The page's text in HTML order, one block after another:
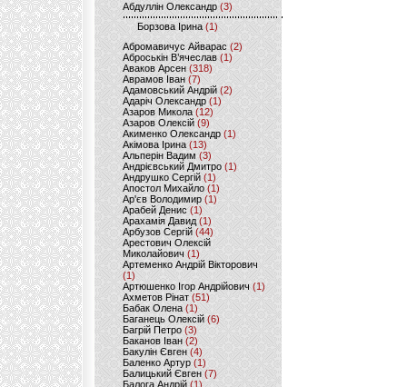
Абдуллін Олександр (3)
Борзова Ірина(1)
Абромавичус Айварас (2)
Аброськін В’ячеслав(1)
Аваков Арсен (318)
Аврамов Іван (7)
Адамовський Андрій(2)
Адаріч Олександр (1)
Азаров Микола (12)
Азаров Олексій (9)
Акименко Олександр(1)
Акімова Ірина(13)
Альперін Вадим (3)
Андрієвський Дмитро(1)
Андрушко Сергій(1)
Апостол Михайло(1)
Ар'єв Володимир (1)
Арабей Денис(1)
Арахамія Давид (1)
Арбузов Сергій (44)
Арестович Олексій
Миколайович(1)
Артеменко Андрій Вікторович
(1)
Артюшенко Ігор Андрійович(1)
Ахметов Рінат(51)
Бабак Олена(1)
Баганець Олексій(6)
Багрій Петро (3)
Баканов Іван(2)
Бакулін Євген (4)
Баленко Артур(1)
Балицький Євген(7)
Балога Андрій (1)